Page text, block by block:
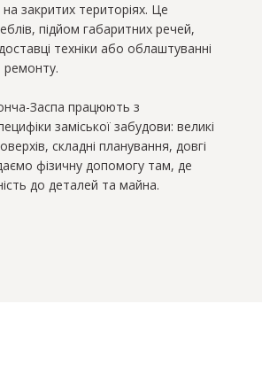
на закритих територіях. Це
підйом габаритних речей,
техніки або облаштуванні
ремонту.
Заспа працюють з
заміської забудови: великі
складні планування, довгі
фізичну допомогу там, де
до деталей та майна.